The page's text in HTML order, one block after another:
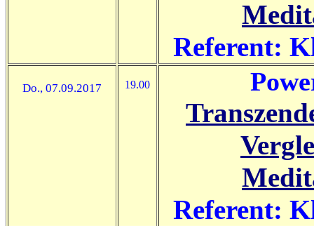
Referent:
Do., 07.09.2017 19.00
Referent: